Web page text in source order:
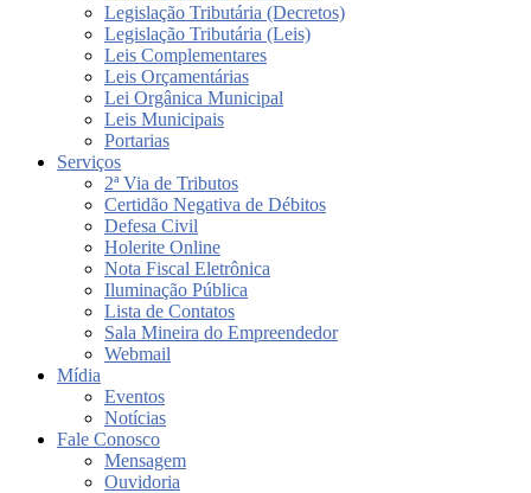
Legislação Tributária (Decretos)
Legislação Tributária (Leis)
Leis Complementares
Leis Orçamentárias
Lei Orgânica Municipal
Leis Municipais
Portarias
Serviços
2ª Via de Tributos
Certidão Negativa de Débitos
Defesa Civil
Holerite Online
Nota Fiscal Eletrônica
Iluminação Pública
Lista de Contatos
Sala Mineira do Empreendedor
Webmail
Mídia
Eventos
Notícias
Fale Conosco
Mensagem
Ouvidoria